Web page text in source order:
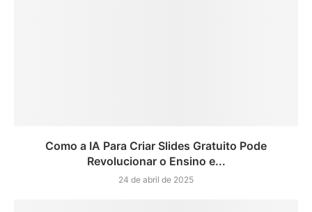
Como a IA Para Criar Slides Gratuito Pode
Revolucionar o Ensino e...
24 de abril de 2025